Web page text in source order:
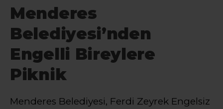
Menderes
Belediyesi’nden
Engelli Bireylere
Piknik
Menderes Belediyesi, Ferdi Zeyrek Engelsiz